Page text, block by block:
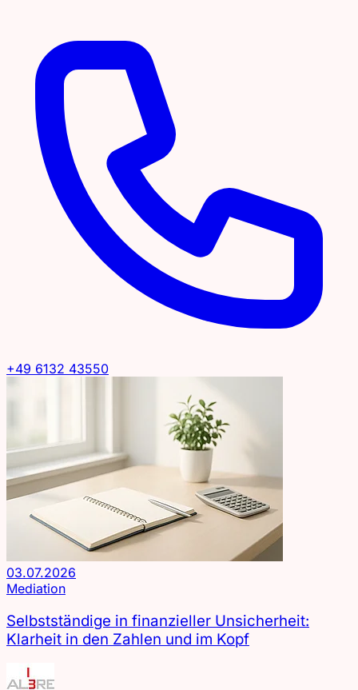
+49 6132 43550
03.07.2026
Mediation
Selbstständige in finanzieller Unsicherheit:
Klarheit in den Zahlen und im Kopf